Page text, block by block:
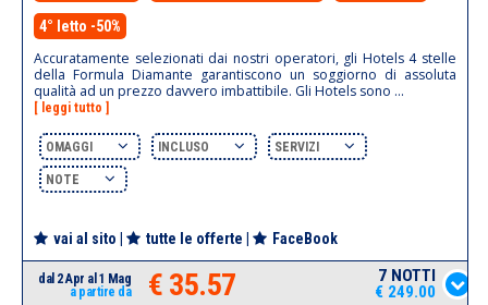
4° letto -50%
Accuratamente selezionati dai nostri operatori, gli Hotels 4 stelle
della Formula Diamante garantiscono un soggiorno di assoluta
qualità ad un prezzo davvero imbattibile. Gli Hotels sono ...
[ leggi tutto ]
OMAGGI INCLUSO SERVIZI
NOTE
vai al sito tutte le offerte FaceBook
dal 2 Apr al 1 Mag
a partire da
€ 35.57
7 NOTTI
€ 249.00